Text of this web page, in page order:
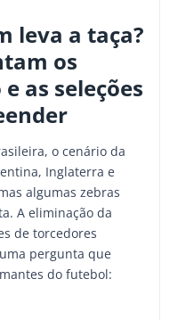
leva a taça?
os
as seleções
o cenário da
Inglaterra e
algumas zebras
A eliminação da
de torcedores
pergunta que
do futebol: